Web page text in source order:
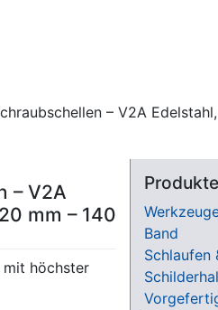
– V2A
– V2A
mm – 140
mit höchster
Produkte
Band
Schlaufen